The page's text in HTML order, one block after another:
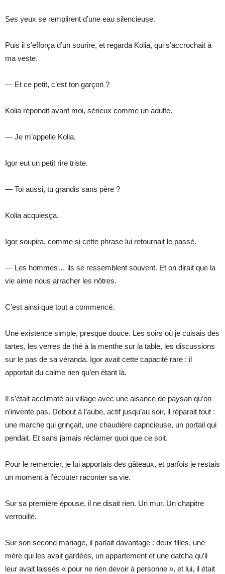
Ses yeux se remplirent d’une eau silencieuse.
Puis il s’efforça d’un sourire, et regarda Kolia, qui s’accrochait à
ma veste.
— Et ce petit, c’est ton garçon ?
Kolia répondit avant moi, sérieux comme un adulte.
— Je m’appelle Kolia.
Igor eut un petit rire triste.
— Toi aussi, tu grandis sans père ?
Kolia acquiesça.
Igor soupira, comme si cette phrase lui retournait le passé.
— Les hommes… ils se ressemblent souvent. Et on dirait que la
vie aime nous arracher les nôtres.
C’est ainsi que tout a commencé.
Une existence simple, presque douce. Les soirs où je cuisais des
tartes, les verres de thé à la menthe sur la table, les discussions
sur le pas de sa véranda. Igor avait cette capacité rare : il
apportait du calme rien qu’en étant là.
Il s’était acclimaté au village avec une aisance de paysan qu’on
n’invente pas. Debout à l’aube, actif jusqu’au soir, il réparait tout :
une marche qui grinçait, une chaudière capricieuse, un portail qui
pendait. Et sans jamais réclamer quoi que ce soit.
Pour le remercier, je lui apportais des gâteaux, et parfois je restais
un moment à l’écouter raconter sa vie.
Sur sa première épouse, il ne disait rien. Un mur. Un chapitre
verrouillé.
Sur son second mariage, il parlait davantage : deux filles, une
mère qui les avait gardées, un appartement et une datcha qu’il
leur avait laissés « pour ne rien devoir à personne », et lui, il était